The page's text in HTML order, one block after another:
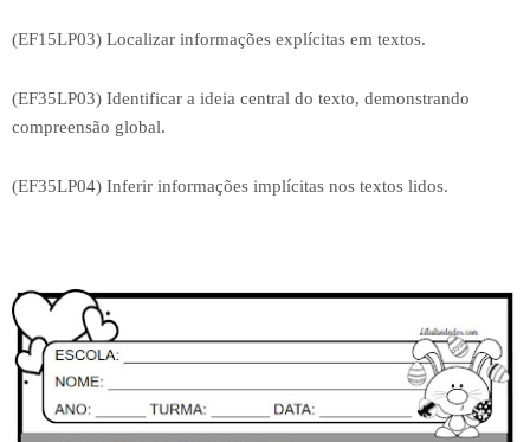
(EF15LP03) Localizar informações explícitas em textos.
(EF35LP03) Identificar a ideia central do texto, demonstrando
compreensão global.
(EF35LP04) Inferir informações implícitas nos textos lidos.